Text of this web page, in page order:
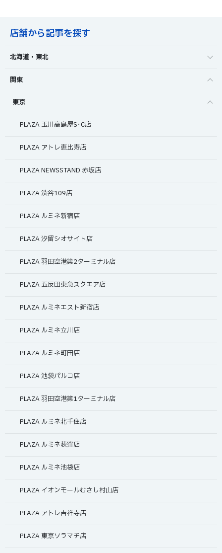
店舗から記事を探す
北海道・東北
関東
東京
PLAZA 玉川高島屋S･C店
PLAZA アトレ恵比寿店
PLAZA NEWSSTAND 赤坂店
PLAZA 渋谷109店
PLAZA ルミネ新宿店
PLAZA 汐留シオサイト店
PLAZA 羽田空港第2ターミナル店
PLAZA 五反田東急スクエア店
PLAZA ルミネエスト新宿店
PLAZA ルミネ立川店
PLAZA ルミネ町田店
PLAZA 池袋パルコ店
PLAZA 羽田空港第1ターミナル店
PLAZA ルミネ北千住店
PLAZA ルミネ荻窪店
PLAZA ルミネ池袋店
PLAZA イオンモールむさし村山店
PLAZA アトレ吉祥寺店
PLAZA 東京ソラマチ店